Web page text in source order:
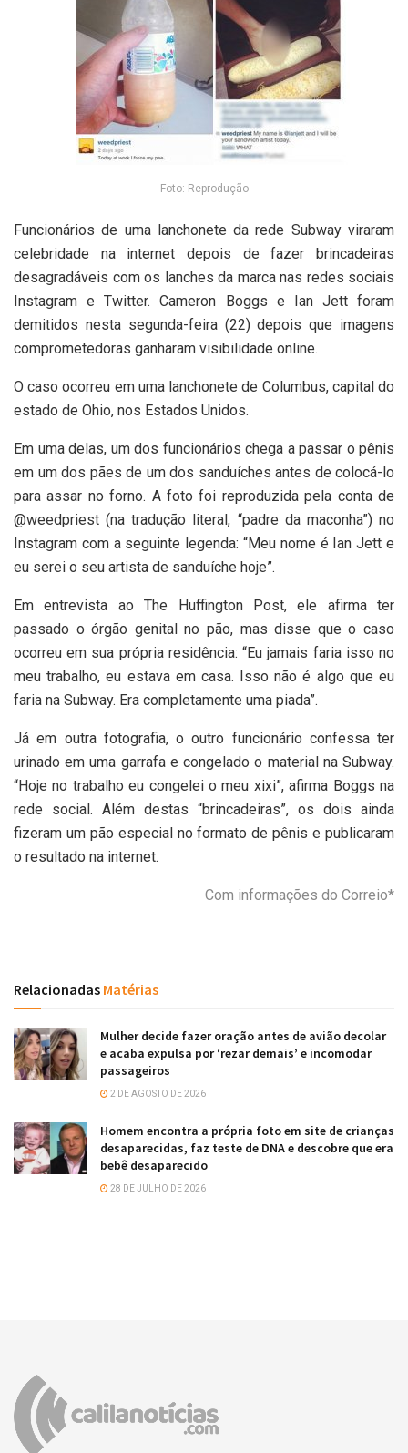
Foto: Reprodução
Funcionários de uma lanchonete da rede Subway viraram
celebridade na internet depois de fazer brincadeiras
desagradáveis com os lanches da marca nas redes sociais
Instagram e Twitter. Cameron Boggs e Ian Jett foram
demitidos nesta segunda-feira (22) depois que imagens
comprometedoras ganharam visibilidade online.
O caso ocorreu em uma lanchonete de Columbus, capital do
estado de Ohio, nos Estados Unidos.
Em uma delas, um dos funcionários chega a passar o pênis
em um dos pães de um dos sanduíches antes de colocá-lo
para assar no forno. A foto foi reproduzida pela conta de
@weedpriest (na tradução literal, “padre da maconha”) no
Instagram com a seguinte legenda: “Meu nome é Ian Jett e
eu serei o seu artista de sanduíche hoje”.
Em entrevista ao The Huffington Post, ele afirma ter
passado o órgão genital no pão, mas disse que o caso
ocorreu em sua própria residência: “Eu jamais faria isso no
meu trabalho, eu estava em casa. Isso não é algo que eu
faria na Subway. Era completamente uma piada”.
Já em outra fotografia, o outro funcionário confessa ter
urinado em uma garrafa e congelado o material na Subway.
“Hoje no trabalho eu congelei o meu xixi”, afirma Boggs na
rede social. Além destas “brincadeiras”, os dois ainda
fizeram um pão especial no formato de pênis e publicaram
o resultado na internet.
Com informações do Correio*
Relacionadas Matérias
Mulher decide fazer oração antes de avião decolar
e acaba expulsa por ‘rezar demais’ e incomodar
passageiros
2 DE AGOSTO DE 2026
Homem encontra a própria foto em site de crianças
desaparecidas, faz teste de DNA e descobre que era
bebê desaparecido
28 DE JULHO DE 2026